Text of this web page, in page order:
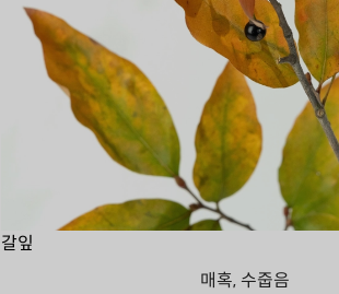
갈잎
매혹, 수줍음